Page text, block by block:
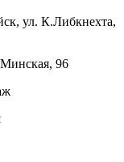
ул. К.Либкнехта,
Минская, 96